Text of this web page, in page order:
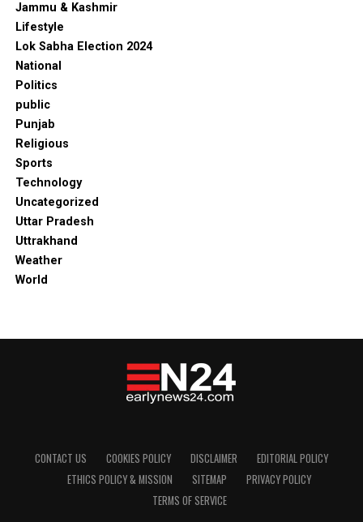
Jammu & Kashmir
Lifestyle
Lok Sabha Election 2024
National
Politics
public
Punjab
Religious
Sports
Technology
Uncategorized
Uttar Pradesh
Uttrakhand
Weather
World
CONTACT US COOKIES POLICY DISCLAIMER
EDITORIAL POLICY
ETHICS POLICY & MISSION
SITEMAP
PRIVACY POLICY
TERMS OF SERVICE